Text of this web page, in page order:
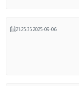
2025-09-06 21:25:35